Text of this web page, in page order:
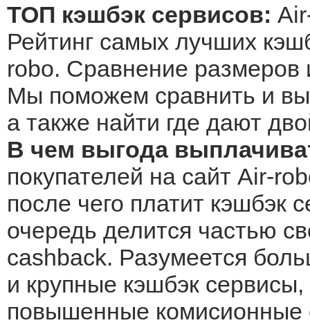
ТОП кэшбэк сервисов:
Рейтинг самых лучших
robo. Сравнение размеров
Мы поможем сравнить и
а также найти где дают
В чем выгода
покупателей на сайт Air-
после чего платит кэшбэк
очередь делится частью
cashback. Разумеется
и крупные кэшбэк
повышенные комисионные